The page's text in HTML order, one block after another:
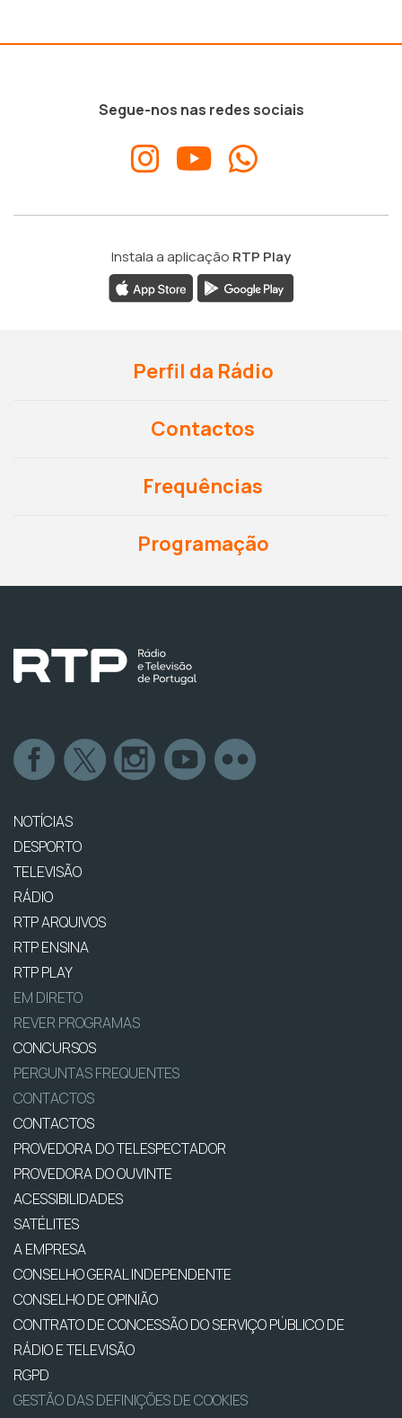
Segue-nos nas redes sociais
Instala a aplicação RTP Play
Perfil da Rádio
Contactos
Frequências
Programação
NOTÍCIAS
DESPORTO
TELEVISÃO
RÁDIO
RTP ARQUIVOS
RTP ENSINA
RTP PLAY
EM DIRETO
REVER PROGRAMAS
CONCURSOS
PERGUNTAS FREQUENTES
CONTACTOS
CONTACTOS
PROVEDORA DO TELESPECTADOR
PROVEDORA DO OUVINTE
ACESSIBILIDADES
SATÉLITES
A EMPRESA
CONSELHO GERAL INDEPENDENTE
CONSELHO DE OPINIÃO
CONTRATO DE CONCESSÃO DO SERVIÇO PÚBLICO DE
RÁDIO E TELEVISÃO
RGPD
GESTÃO DAS DEFINIÇÕES DE COOKIES